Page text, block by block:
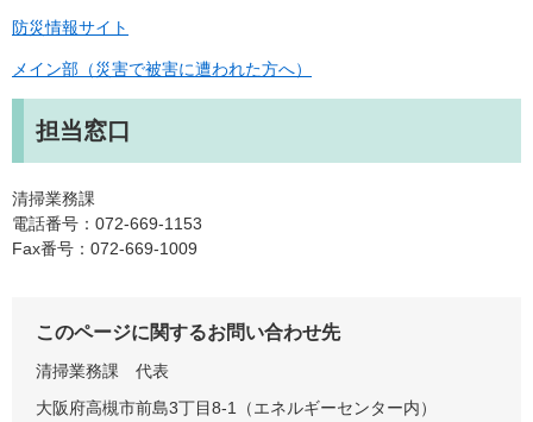
防災情報サイト
メイン部（災害で被害に遭われた方へ）
担当窓口
清掃業務課
電話番号：072-669-1153
Fax番号：072-669-1009
このページに関するお問い合わせ先
清掃業務課
代表
大阪府高槻市前島3丁目8-1（エネルギーセンター内）